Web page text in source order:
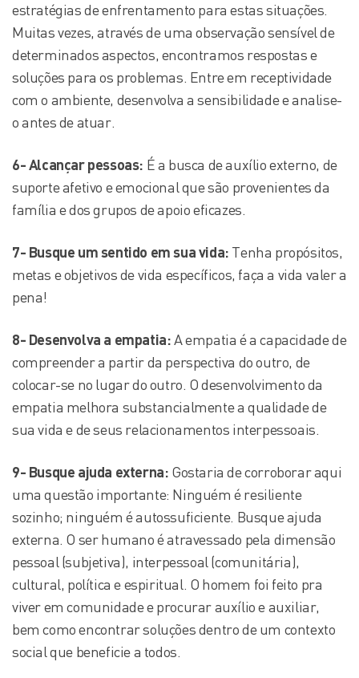
estratégias de enfrentamento para estas situações.
Muitas vezes, através de uma observação sensível de
determinados aspectos, encontramos respostas e
soluções para os problemas. Entre em receptividade
com o ambiente, desenvolva a sensibilidade e analise-
o antes de atuar.
6- Alcançar pessoas: É a busca de auxílio externo, de
suporte afetivo e emocional que são provenientes da
família e dos grupos de apoio eficazes.
7- Busque um sentido em sua vida: Tenha propósitos,
metas e objetivos de vida específicos, faça a vida valer a
pena!
8- Desenvolva a empatia:A empatia é a capacidade de
compreender a partir da perspectiva do outro, de
colocar-se no lugar do outro. O desenvolvimento da
empatia melhora substancialmente a qualidade de
sua vida e de seus relacionamentos interpessoais.
9- Busque ajuda externa: Gostaria de corroborar aqui
uma questão importante: Ninguém é resiliente
sozinho; ninguém é autossuficiente. Busque ajuda
externa. O ser humano é atravessado pela dimensão
pessoal (subjetiva), interpessoal (comunitária),
cultural, política e espiritual. O homem foi feito pra
viver em comunidade e procurar auxílio e auxiliar,
bem como encontrar soluções dentro de um contexto
social que beneficie a todos.